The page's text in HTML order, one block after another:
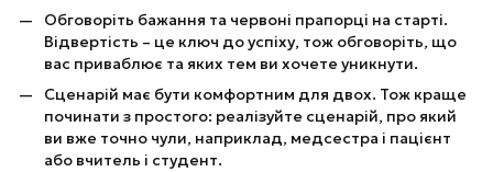
Обговоріть бажання та червоні прапорці на старті.
Відвертість – це ключ до успіху, тож обговоріть, що
вас приваблює та яких тем ви хочете уникнути.
Сценарій має бути комфортним для двох. Тож краще
починати з простого: реалізуйте сценарій, про який
ви вже точно чули, наприклад, медсестра і пацієнт
або вчитель і студент.